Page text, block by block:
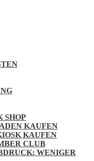
SHOP
KAUFEN
KAUFEN
CLUB
WENIGER